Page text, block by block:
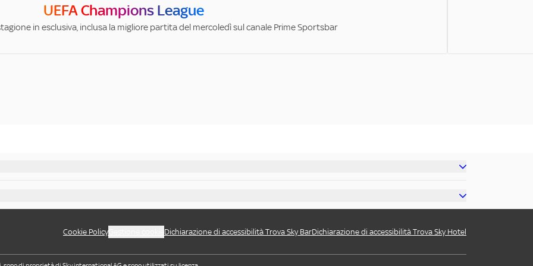
UEFA Champions League
in esclusiva, inclusa la migliore partita del mercoledì sul canale Prime Sportsbar
Cookie Policy Dichiarazione di accessibilità Trova Sky BarDichiarazione di accessibilità Trova Sky Hotel